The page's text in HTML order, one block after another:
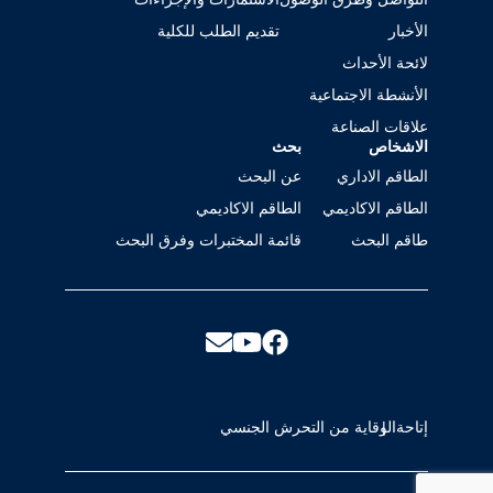
الأخبار
لائحة الأحداث
الأنشطة الاجتماعية
علاقات الصناعة
تقديم الطلب للكلية
الاشخاص
الطاقم الاداري
الطاقم الاكاديمي
طاقم البحث
بحث
عن البحث
الطاقم الاكاديمي
قائمة المختبرات وفرق البحث
إتاحةالوقاية من التحرش الجنسي